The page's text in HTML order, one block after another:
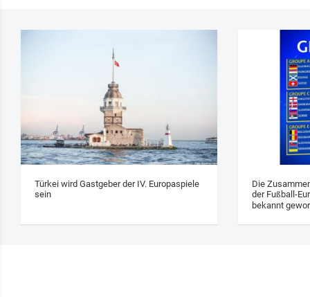
Türkei wird Gastgeber der IV. Europaspiele
sein
Die
der Fußball-
bekannt